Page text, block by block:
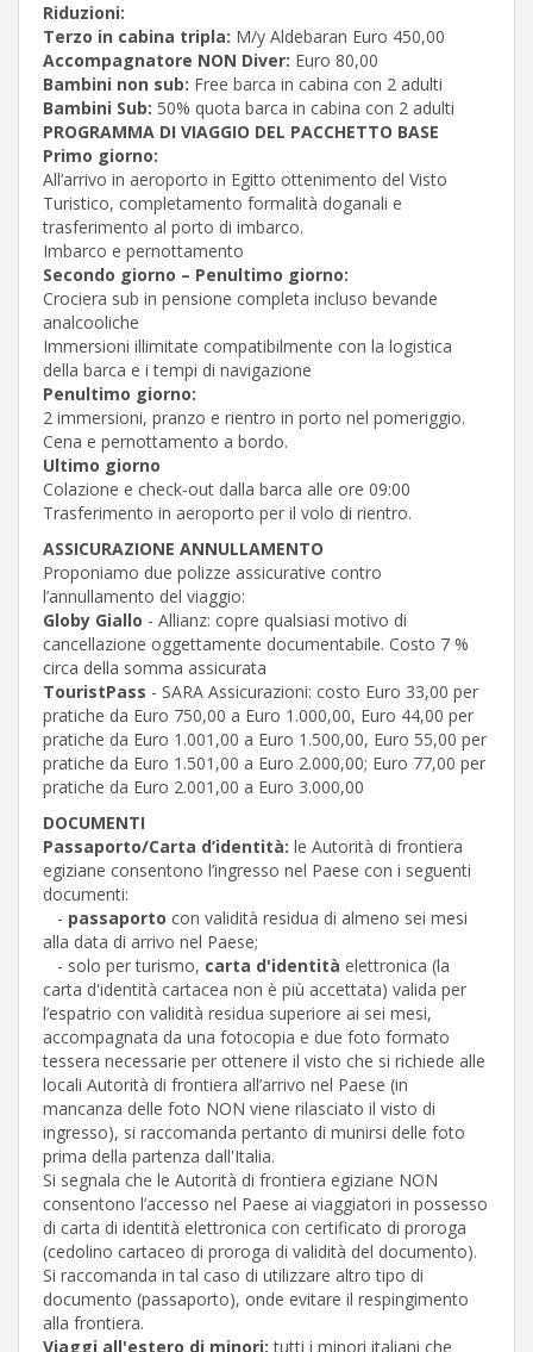
Riduzioni:
Terzo in cabina tripla: M/y Aldebaran Euro 450,00
Accompagnatore NON Diver: Euro 80,00
Bambini non sub: Free barca in cabina con 2 adulti
Bambini Sub: 50% quota barca in cabina con 2 adulti
PROGRAMMA DI VIAGGIO DEL PACCHETTO BASE
Primo giorno:
All’arrivo in aeroporto in Egitto ottenimento del Visto
Turistico, completamento formalità doganali e
trasferimento al porto di imbarco.
Imbarco e pernottamento
Secondo giorno – Penultimo giorno:
Crociera sub in pensione completa incluso bevande
analcooliche
Immersioni illimitate compatibilmente con la logistica
della barca e i tempi di navigazione
Penultimo giorno:
2 immersioni, pranzo e rientro in porto nel pomeriggio.
Cena e pernottamento a bordo.
Ultimo giorno
Colazione e check-out dalla barca alle ore 09:00
Trasferimento in aeroporto per il volo di rientro.
ASSICURAZIONE ANNULLAMENTO
Proponiamo due polizze assicurative contro
l’annullamento del viaggio:
Globy Giallo - Allianz: copre qualsiasi motivo di
cancellazione oggettamente documentabile. Costo 7 %
circa della somma assicurata
TouristPass - SARA Assicurazioni: costo Euro 33,00 per
pratiche da Euro 750,00 a Euro 1.000,00, Euro 44,00 per
pratiche da Euro 1.001,00 a Euro 1.500,00, Euro 55,00 per
pratiche da Euro 1.501,00 a Euro 2.000,00; Euro 77,00 per
pratiche da Euro 2.001,00 a Euro 3.000,00
DOCUMENTI
Passaporto/Carta d’identità: le Autorità di frontiera
egiziane consentono l’ingresso nel Paese con i seguenti
documenti:
- passaporto con validità residua di almeno sei mesi
alla data di arrivo nel Paese;
- solo per turismo, carta d'identità elettronica (la
carta d'identità cartacea non è più accettata) valida per
l’espatrio con validità residua superiore ai sei mesi,
accompagnata da una fotocopia e due foto formato
tessera necessarie per ottenere il visto che si richiede alle
locali Autorità di frontiera all’arrivo nel Paese (in
mancanza delle foto NON viene rilasciato il visto di
ingresso), si raccomanda pertanto di munirsi delle foto
prima della partenza dall'Italia.
Si segnala che le Autorità di frontiera egiziane NON
consentono l’accesso nel Paese ai viaggiatori in possesso
di carta di identità elettronica con certificato di proroga
(cedolino cartaceo di proroga di validità del documento).
Si raccomanda in tal caso di utilizzare altro tipo di
documento (passaporto), onde evitare il respingimento
alla frontiera.
Viaggi all'estero di minori: tutti i minori italiani che